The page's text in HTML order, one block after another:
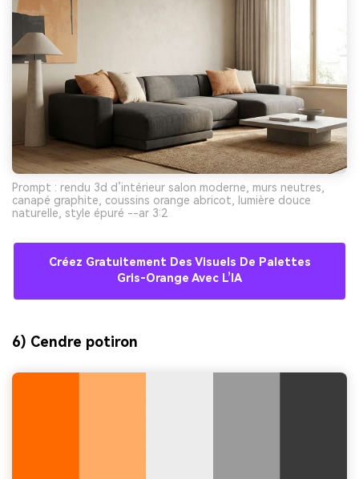
Prompt : rendu 3d d’intérieur salon moderne, murs neutres,
canapé graphite, coussins orange abricot, lumière douce
naturelle, style épuré --ar 3:2
Créez Gratuitement Des Visuels De Palettes
Gris-Orange Avec L’IA
6) Cendre potiron